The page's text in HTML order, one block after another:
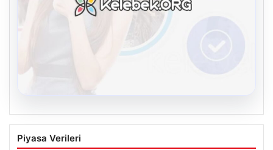
Kelebek.Org İle Dijital İletişimin Seviyeli
Adresi Ve Muhabbet Deneyimi
Piyasa Verileri